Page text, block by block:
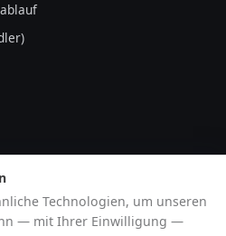
Technologien, um unseren
— mit Ihrer Einwilligung —